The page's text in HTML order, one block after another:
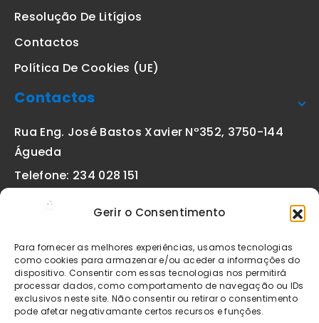
Gerir o Consentimento
Para fornecer as melhores experiências, usamos tecnologias
como cookies para armazenar e/ou aceder a informações do
dispositivo. Consentir com essas tecnologias nos permitirá
processar dados, como comportamento de navegação ou IDs
exclusivos neste site. Não consentir ou retirar o consentimento
pode afetar negativamante certos recursos e funções.
Resolução De Litígios
Contactos
Política De Cookies (UE)
Contactos
Rua Eng. José Bastos Xavier Nº352, 3750-144
Águeda
Telefone: 234 028 151
geral@etiquetas-online.pt
Os preços indicados incluem IVA à taxa legal em vigor. Todos
os artigos apresentados no site encontram-se sujeitos à
disponibilidade de stock após confirmação da encomenda. As